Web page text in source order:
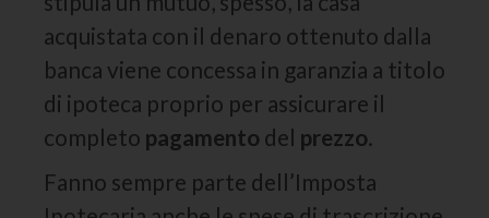
acquistata con il denaro ottenuto dalla
banca viene concessa in garanzia a titolo
di ipoteca proprio per assicurare il
completo pagamento del prezzo.
Fanno sempre parte dell’Imposta